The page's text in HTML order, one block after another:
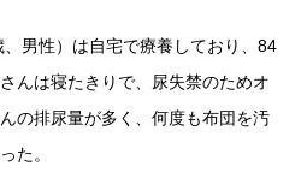
男性）は自宅で療養しており、84
んは寝たきりで、尿失禁のためオ
の排尿量が多く、何度も布団を汚
た。